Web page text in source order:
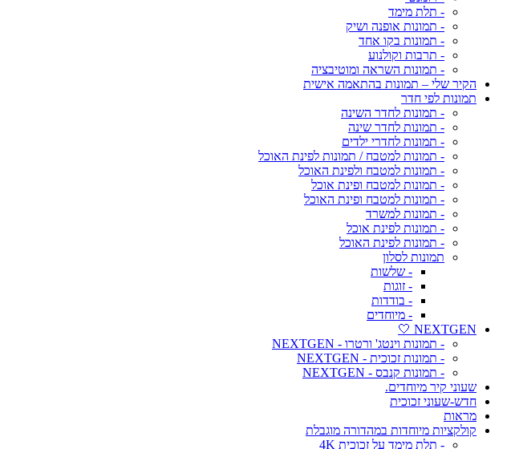
- תלת מימד
- תמונות אופנה ושיק
- תמונות בקו אחד
- תרבות וקולנוע
- תמונות השראה ומוטיבציה
הקיר שלי – תמונות בהתאמה אישית
תמונות לפי חדר
- תמונות לחדר השינה
- תמונות לחדר שינה
- תמונות לחדרי ילדים
- תמונות למטבח / תמונות לפינת האוכל
- תמונות למטבח ולפינת האוכל
- תמונות למטבח ופינת אוכל
- תמונות למטבח ופינת האוכל
- תמונות למשרד
- תמונות לפינת אוכל
- תמונות לפינת האוכל
תמונות לסלון
- שלשות
- זוגות
- בודדות
- מיוחדים
NEXTGEN 🤍
- תמונות וינטג' ורטרו - NEXTGEN
- תמונות זכוכית - NEXTGEN
- תמונות קנבס - NEXTGEN
שעוני קיר מיוחדים.
חדש-שעוני זכוכית
מראות
קולקציות מיוחדות במהדורה מוגבלת
- תלת מימד על זכוכית 4K